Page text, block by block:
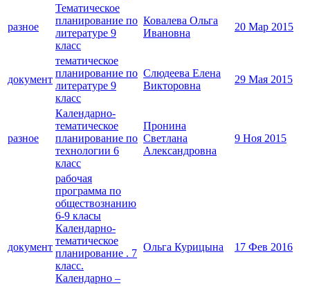
разное
Тематическое
планирование по
литературе 9
класс
Ковалева Ольга
Ивановна
20 Мар 2015
документ
тематическое
планирование по
литературе 9
класс
Слюдеева Елена
Викторовна
29 Мая 2015
разное
Календарно-
тематическое
планирование по
технологии 6
класс
Пронина
Светлана
Александровна
9 Ноя 2015
документ
рабочая
программа по
обществознанию
6-9 класы
Календарно-
тематическое
планирование . 7
класс.
Календарно –
Ольга Курицына 17 Фев 2016